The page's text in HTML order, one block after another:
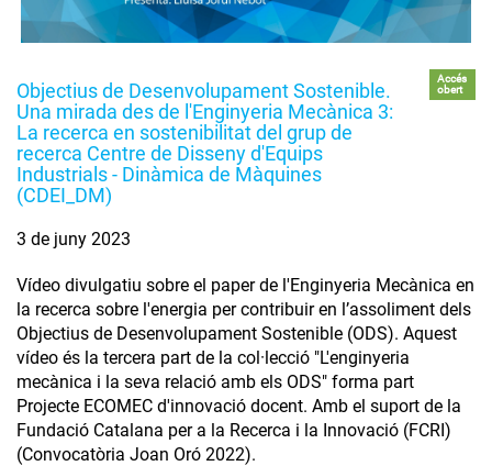
Objectius de Desenvolupament Sostenible.
Una mirada des de l'Enginyeria Mecànica 3:
La recerca en sostenibilitat del grup de
recerca Centre de Disseny d'Equips
Industrials - Dinàmica de Màquines
(CDEI_DM)
Accés
obert
3 de juny 2023
Vídeo divulgatiu sobre el paper de l'Enginyeria Mecànica en
la recerca sobre l'energia per contribuir en l’assoliment dels
Objectius de Desenvolupament Sostenible (ODS). Aquest
vídeo és la tercera part de la col·lecció "L'enginyeria
mecànica i la seva relació amb els ODS" forma part
Projecte ECOMEC d'innovació docent. Amb el suport de la
Fundació Catalana per a la Recerca i la Innovació (FCRI)
(Convocatòria Joan Oró 2022).